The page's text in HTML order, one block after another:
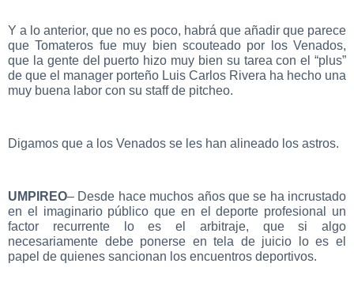
Y a lo anterior, que no es poco, habrá que añadir que parece
que Tomateros fue muy bien scouteado por los Venados,
que la gente del puerto hizo muy bien su tarea con el “plus”
de que el manager porteño Luis Carlos Rivera ha hecho una
muy buena labor con su staff de pitcheo.
Digamos que a los Venados se les han alineado los astros.
UMPIREO– Desde hace muchos años que se ha incrustado
en el imaginario público que en el deporte profesional un
factor recurrente lo es el arbitraje, que si algo
necesariamente debe ponerse en tela de juicio lo es el
papel de quienes sancionan los encuentros deportivos.